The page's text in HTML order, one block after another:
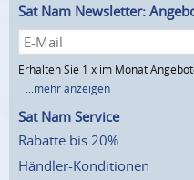
Sat Nam Newsletter:
Erhalten Sie 1 x im Monat
...mehr anzeigen
Sat Nam Service
Rabatte bis 20%
Händler-Konditionen